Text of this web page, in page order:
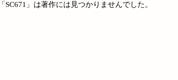
SC671」は著作には見つかりませんでした。